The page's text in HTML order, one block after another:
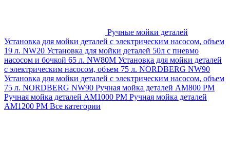
Ручные мойки деталей
Установка для мойки деталей с электрическим насосом, объем
19 л. NW20 Установка для мойки деталей 50л с пневмо
насосом и бочкой 65 л. NW80M Установка для мойки деталей
с электрическим насосом, объем 75 л. NORDBERG NW90
Установка для мойки деталей с электрическим насосом, объем
75 л. NORDBERG NW90 Ручная мойка деталей АМ800 РМ
Ручная мойка деталей АМ1000 РМ Ручная мойка деталей
АМ1200 РМ Все категории